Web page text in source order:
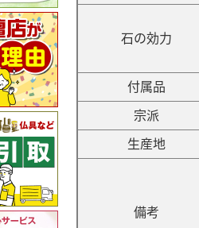
石の効力
付属品
宗派
生産地
備考